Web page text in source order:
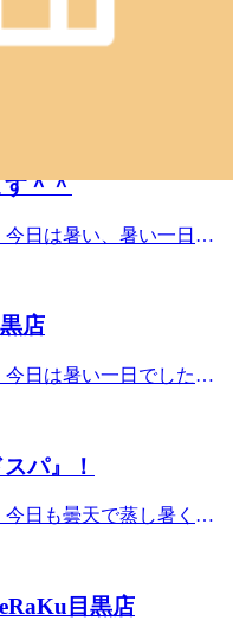
3491-0212＃目黒＃目黒
いただけます。※ご予約
ださい。スタッフ一同心
肩こり＃土日祝営業
店
ますのでご注意くださ
Re.Ra.Ku目黒店12：30
．03-3491-0212＃目黒
営三田線＃東急目黒線
リラクゼーション＃肩こ
＾＾
今日は暑い、暑い一日と
になりやすいこの季節に
ださい！暑さに負けない
皆様を笑顔でお待ちして
さい。スタッフ一同心よ
読みいただいてありがと
黒＃目黒川＃目黒駅近
線＃東京メトロ南北線
肩こり＃土日祝営業
店
日は暑い一日でした
ます。18時よりご予約い
わりますのでご注意くだ
ております。最後までお
．．．03-3491-0212＃目
都営三田線＃東急目黒
パ』！
今日も曇天で蒸し暑くな
キリしませんね。そんな
』がおすすめです。いつ
リラックス&amp;爽快
目黒店